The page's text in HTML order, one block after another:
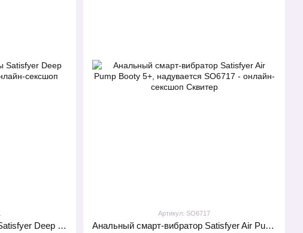
Смарт массажер простаты Satisfyer Deep Diver Light Blue
Артикул: SO6717
Анальный смарт-вибратор Satisfyer Air Pump Booty 5+, надувается